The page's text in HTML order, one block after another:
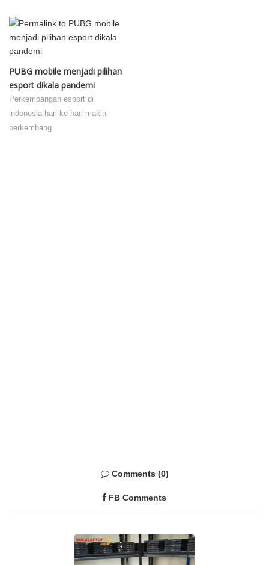
PUBG mobile menjadi pilihan
esport dikala pandemi
Perkembangan esport di
indonesia hari ke hari makin
berkembang
Comments (0)
FB Comments